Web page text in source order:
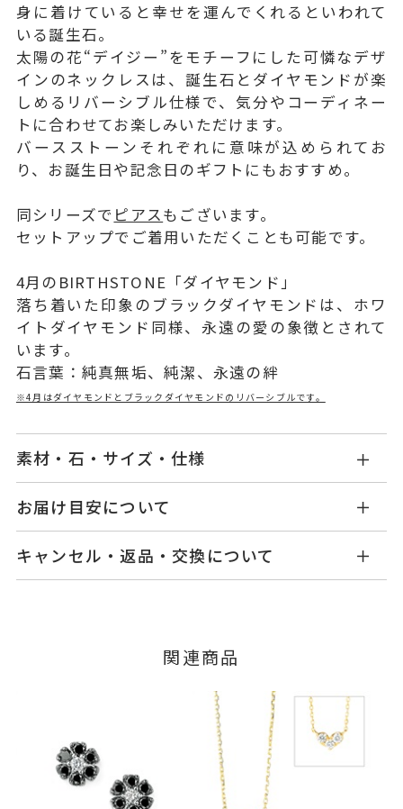
身に着けていると幸せを運んでくれるといわれて
いる誕生石。
太陽の花“デイジー”をモチーフにした可憐なデザ
インのネックレスは、誕生石とダイヤモンドが楽
しめるリバーシブル仕様で、気分やコーディネー
トに合わせてお楽しみいただけます。
バースストーンそれぞれに意味が込められてお
り、お誕生日や記念日のギフトにもおすすめ。
同シリーズで ピアスもございます。
セットアップでご着用いただくことも可能です。
4月のBIRTHSTONE「ダイヤモンド」
落ち着いた印象のブラックダイヤモンドは、ホワ
イトダイヤモンド同様、永遠の愛の象徴とされて
います。
石言葉：純真無垢、純潔、永遠の絆
※4月はダイヤモンドとブラックダイヤモンドのリバーシブルです。
素材・石・サイズ・仕様
品番
GL1422N001BLWB
素材
K18ホワイトゴールド
石
ブラックダイヤモンド0.08ct
ざいます。
チェーン全長(取り外し不可) 40c
花 直径：約5mm
お届け目安について
せ。
ご注文およびご入金確認後、以下の日程にて発送
■お届け目安が「3営業日以内に発送」の商品
例：金曜日17時までのご注文→翌週火曜日までに
発送いたします。
■お届け目安が「約1ヶ月半以内～」の商品
キャンセル・返品・交換について
ージの購入履歴一覧よりご注文状況をご確認いた
ご注文状況が「注文済み」の場合に限り、キャ
メンバーシップ未登録のお客さまは、お問い合
わせフォームよりご連絡ください。
関連商品